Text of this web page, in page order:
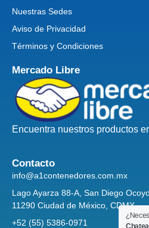
Nuestras Sedes
Aviso de Privacidad
Términos y Condiciones
Mercado Libre
Encuentra nuestros productos
Contacto
info@a1contenedores.com.mx
Lago Ayarza 88-A, San Diego
11290 Ciudad de México, CDMX
+52 (55) 5386-0971